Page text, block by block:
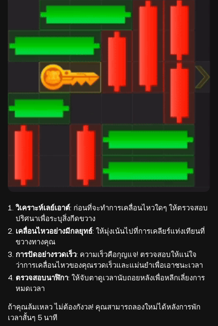
วิเคราะห์เลย์เอาต์: ก่อนที่จะทำการเคลื่อนไหวใดๆ ให้ตรวจสอบ
ปริศนาเพื่อระบุสิ่งกีดขวาง
เคลื่อนไหวอย่างมีกลยุทธ์: ให้มุ่งเน้นไปที่การเคลียร์แท่งเทียนที่
ขวางทางคุณ
การปัดอย่างรวดเร็ว: ความเร็วคือกุญแจ! ตรวจสอบให้แน่ใจ
ว่าการเคลื่อนไหวของคุณรวดเร็วและแม่นยำเพื่อเอาชนะเวลา
ตรวจสอบนาฬิกา: ให้จับตาดูเวลานับถอยหลังเพื่อหลีกเลี่ยงการ
หมดเวลา
ถ้าคุณล้มเหลว ไม่ต้องกังวล! คุณสามารถลองใหม่ได้หลังการพัก
เวลาสั้นๆ 5 นาที